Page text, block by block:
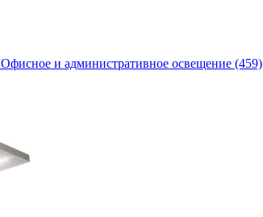
Офисное и административное освещение (459)